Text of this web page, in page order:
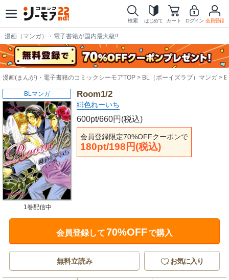
検索 はじめて カート ログイン 会員登録
漫画（マンガ）・電子書籍が国内最大級!!
漫画(まんが)・電子書籍のコミックシーモアTOP BL（ボーイズラブ）マンガ
Room1/2
緋色れーいち
600pt/660円(税込)
会員登録限定70%OFFクーポンで
180pt/198円(税込)
BLマンガ
1巻配信中
会員登録して70%OFFで購入
無料立読み お気に入り